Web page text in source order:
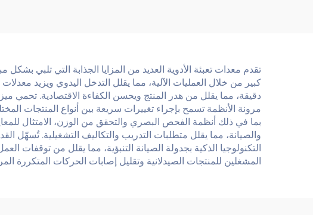
تقدم معدات تعبئة الأدوية العديد من المزايا الجذابة التي تلبي
كبير من خلال العمليات الآلية، مما يقلل التدخل اليدوي ويزيد
دقيقة، مما يقلل من هدر المنتج ويحسن الكفاءة الاقتصادية. تحمي
مرونة الأنظمة تسمح بإجراء تغييرات سريعة بين أنواع المنتجات
بما في ذلك أنظمة الفحص البصري والتحقق من الوزن، الامتثال
والصيانة، مما يقلل متطلبات التدريب والتكاليف التشغيلية. تُسهّل
التكنولوجيا الذكية بجدولة الصيانة التنبؤية، مما يقلل من
المشغلين للمنتجات الصيدلانية وتقليل إصابات الحركات المتكررة